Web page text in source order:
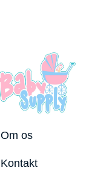
Om os
Kontakt
Bedste puslepude 2026